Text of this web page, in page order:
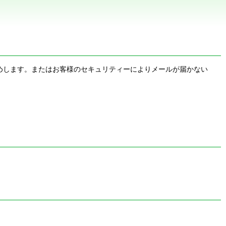
ます。またはお客様のセキュリティーによりメールが届かない